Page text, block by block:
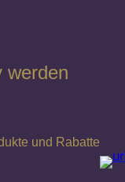
werden
und Rabatte